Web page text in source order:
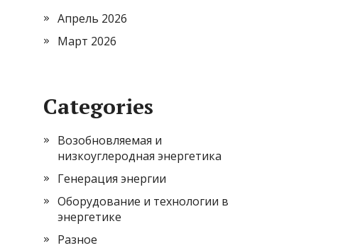
Апрель 2026
Март 2026
Categories
Возобновляемая и
низкоуглеродная энергетика
Генерация энергии
Оборудование и технологии в
энергетике
Разное